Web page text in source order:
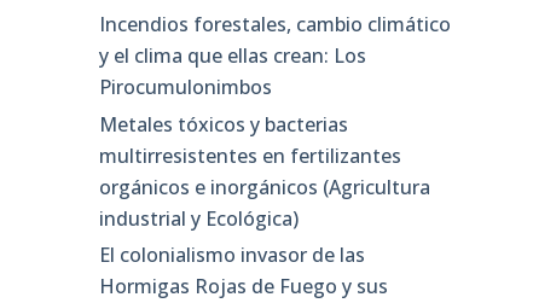
Incendios forestales, cambio climático
y el clima que ellas crean: Los
Pirocumulonimbos
Metales tóxicos y bacterias
multirresistentes en fertilizantes
orgánicos e inorgánicos (Agricultura
industrial y Ecológica)
El colonialismo invasor de las
Hormigas Rojas de Fuego y sus